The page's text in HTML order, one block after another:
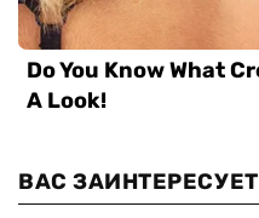
ВАС ЗАИНТЕРЕСУЕТ